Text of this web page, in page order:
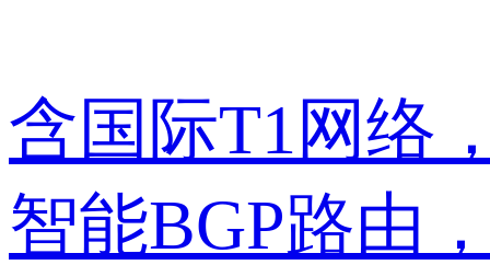
含国际T1网络
智能BGP路由